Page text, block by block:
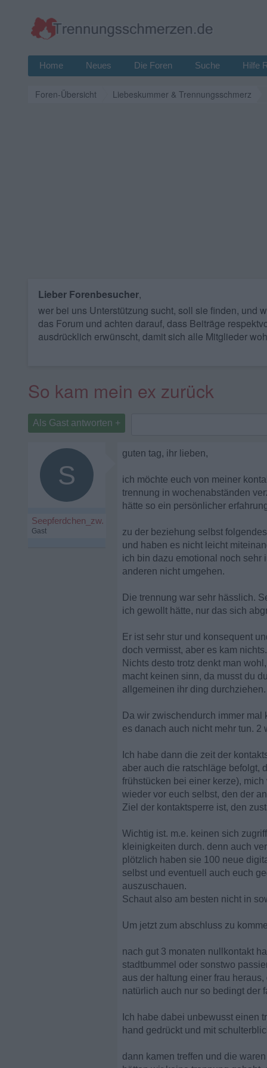
Home Neues Die Foren Suche Hilfe
Foren-Übersicht Liebeskummer & Trennungsschmerz
Lieber Forenbesucher,
wer bei uns Unterstützung sucht, soll sie finden, und
das Forum und achten darauf, dass Beiträge
ausdrücklich erwünscht, damit sich alle Mitglieder
So kam mein ex zurück
Als Gast antworten +
S
Seepferdchen_zw.
Gast
guten tag, ihr lieben,
ich möchte euch von meiner
trennung in wochenabständen
hätte so ein persönlicher
zu der beziehung selbst
und haben es nicht leicht
ich bin dazu emotional noch sehr
anderen nicht umgehen.
Die trennung war sehr hässlich.
ich gewollt hätte, nur das sich
Er ist sehr stur und konsequent
doch vermisst, aber es kam
Nichts desto trotz denkt man
macht keinen sinn, da musst du
allgemeinen ihr ding durchziehen.
Da wir zwischendurch immer
es danach auch nicht mehr tun. 2
Ich habe dann die zeit der
aber auch die ratschläge befolgt,
frühstücken bei einer kerze),
wieder vor euch selbst, den der
Ziel der kontaktsperre ist, den
Wichtig ist. m.e. keinen sich
kleinigkeiten durch. denn auch
plötzlich haben sie 100 neue
selbst und eventuell auch euch
auszuschauen.
Schaut also am besten nicht in
Um jetzt zum abschluss zu
nach gut 3 monaten nullkontakt
stadtbummel oder sonstwo
aus der haltung einer frau
natürlich auch nur so bedingt der
Ich habe dabei unbewusst einen
hand gedrückt und mit
dann kamen treffen und die